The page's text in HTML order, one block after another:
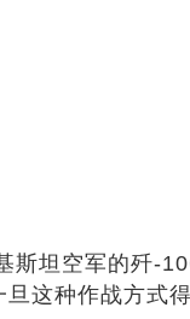
坦空军的歼-
这种作战方式